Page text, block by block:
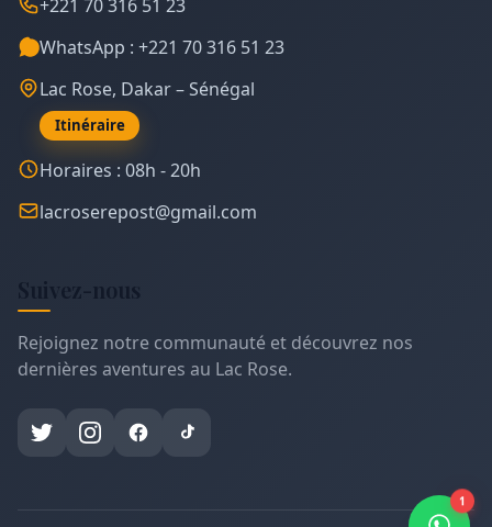
+221 70 316 51 23
WhatsApp : +221 70 316 51 23
Lac Rose, Dakar – Sénégal
Itinéraire
Horaires : 08h - 20h
lacroserepost@gmail.com
Suivez-nous
Rejoignez notre communauté et découvrez nos
dernières aventures au Lac Rose.
1